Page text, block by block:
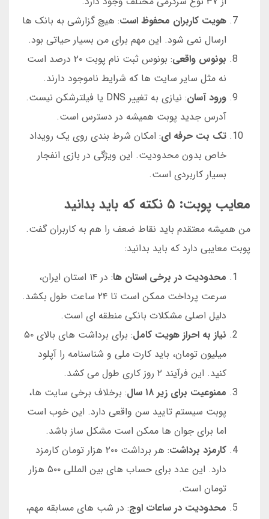
هویت کاربران محفوظ است: هیچ گزارشی به بانک ها
ارسال نمی شود. این مهم برای من بسیار حیاتی بود.
بونوس واقعی
: بونوس ثبت نام پوبت ۲۰ درصد است
نه مثل سایر سایت ها که شرایط ناموجود دارند.
ورود آسان
: نیازی به تغییر DNS یا فیلترشکن نیست.
آدرس جدید پوبت همیشه در دسترس است.
تک بت حرفه ای: امکان شرط بندی روی یک رویداد
خاص بدون محدودیت. این ویژگی در بازی انفجار
بسیار کاربردی است.
معایب پوبت: ۵ نکته که باید بدانید
من همیشه معتقدم باید نقاط ضعف را هم به کاربران گفت.
پوبت معایبی دارد که باید بدانید:
محدودیت در برخی استان ها
: در ۱۴ استان ایران،
سرعت پرداخت ممکن است تا ۲۴ ساعت طول بکشد.
دلیل اصلی مشکلات بانکی منطقه ای است.
نیاز به احراز هویت کامل
: برای برداشت های بالای ۵۰
میلیون تومان، باید کارت ملی و شناسنامه را آپلود
کنید. این فرآیند ۲ روز کاری طول می کشد.
ممنوعیت برای زیر ۱۸ سال
: برخلاف برخی سایت ها،
پوبت سیستم تایید سن واقعی دارد. این خوب است
اما برای جوان ها ممکن است مشکل ساز باشد.
کارمزد برداشت
: هر برداشت ۲۰۰ هزار تومان کارمزد
دارد. این عدد برای حساب های بین المللی ۵۰۰ هزار
تومان است.
محدودیت در ساعات اوج: در شب های مسابقه مهم،